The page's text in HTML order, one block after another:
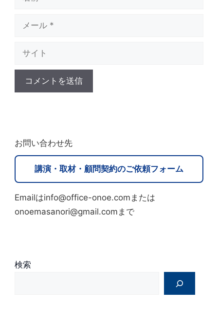
e
r
t
i
:
お問い合わせ先
講演・取材・顧問契約のご依頼フォーム
Emailはinfo@office-onoe.comまたは
onoemasanori@gmail.comまで
検索